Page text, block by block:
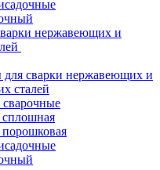
нержавеющих и
сварки нержавеющих и
сталей